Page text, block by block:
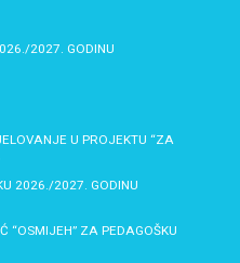
2027. GODINU
U PROJEKTU “ZA
2026./2027. GODINU
“OSMIJEH” ZA PEDAGOŠKU